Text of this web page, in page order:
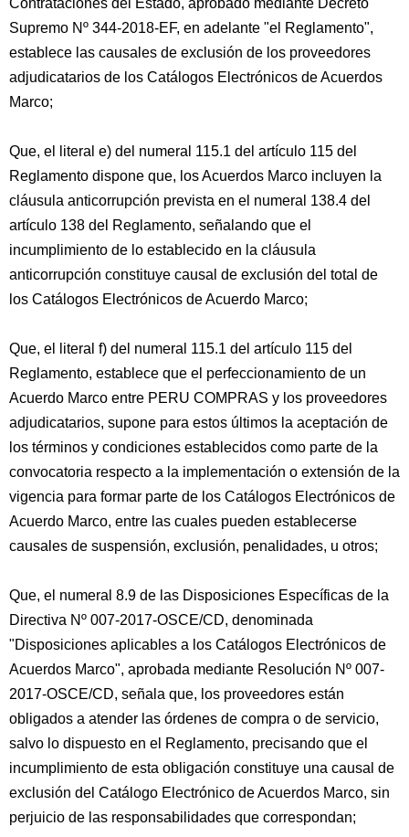
Contrataciones del Estado, aprobado mediante Decreto
Supremo Nº 344-2018-EF, en adelante "el Reglamento",
establece las causales de exclusión de los proveedores
adjudicatarios de los Catálogos Electrónicos de Acuerdos
Marco;
Que, el literal e) del numeral 115.1 del artículo 115 del
Reglamento dispone que, los Acuerdos Marco incluyen la
cláusula anticorrupción prevista en el numeral 138.4 del
artículo 138 del Reglamento, señalando que el
incumplimiento de lo establecido en la cláusula
anticorrupción constituye causal de exclusión del total de
los Catálogos Electrónicos de Acuerdo Marco;
Que, el literal f) del numeral 115.1 del artículo 115 del
Reglamento, establece que el perfeccionamiento de un
Acuerdo Marco entre PERU COMPRAS y los proveedores
adjudicatarios, supone para estos últimos la aceptación de
los términos y condiciones establecidos como parte de la
convocatoria respecto a la implementación o extensión de la
vigencia para formar parte de los Catálogos Electrónicos de
Acuerdo Marco, entre las cuales pueden establecerse
causales de suspensión, exclusión, penalidades, u otros;
Que, el numeral 8.9 de las Disposiciones Específicas de la
Directiva Nº 007-2017-OSCE/CD, denominada
"Disposiciones aplicables a los Catálogos Electrónicos de
Acuerdos Marco", aprobada mediante Resolución Nº 007-
2017-OSCE/CD, señala que, los proveedores están
obligados a atender las órdenes de compra o de servicio,
salvo lo dispuesto en el Reglamento, precisando que el
incumplimiento de esta obligación constituye una causal de
exclusión del Catálogo Electrónico de Acuerdos Marco, sin
perjuicio de las responsabilidades que correspondan;